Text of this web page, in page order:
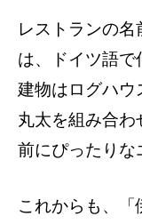
レストランの名
は、ドイツ語
建物はログハウ
丸太を組み合わ
前にぴったりな
これからも、